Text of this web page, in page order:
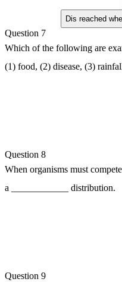
Dis reached
Question 7
Which of the following are
(1) food, (2) disease, (3)
Question 8
When organisms must
a ____________ distribution.
Question 9